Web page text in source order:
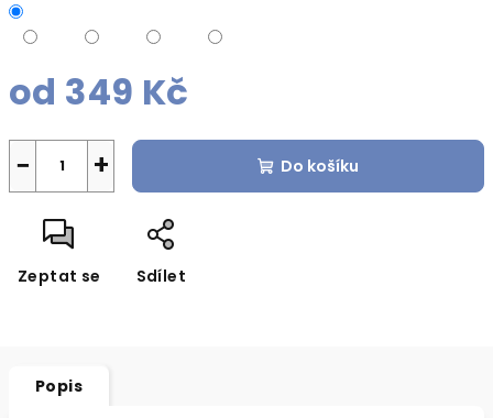
od 349 Kč
+
− Do košíku
Zeptat se Sdílet
Popis